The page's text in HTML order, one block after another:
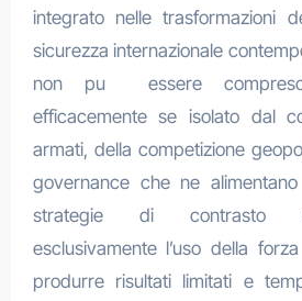
integrato nelle trasformazioni
sicurezza internazionale
non pu essere
efficacemente se isolato dal
armati, della competizione
governance che ne
strategie di contrasto
esclusivamente l’uso della
produrre risultati limitati e